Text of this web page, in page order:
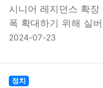
시니어 레지던스 확
폭 확대하기 위해 실
2024-07-23
정치